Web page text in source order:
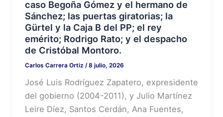
caso Begoña Gómez y el hermano de
Sánchez; las puertas giratorias; la
Gürtel y la Caja B del PP; el rey
emérito; Rodrigo Rato; y el despacho
de Cristóbal Montoro.
Carlos Carrera Ortiz /8 julio, 2026
José Luis Rodríguez Zapatero, expresidente
del gobierno (2004-2011), y Julio Martínez
Leire Díez, Santos Cerdán, Ana Fuentes,